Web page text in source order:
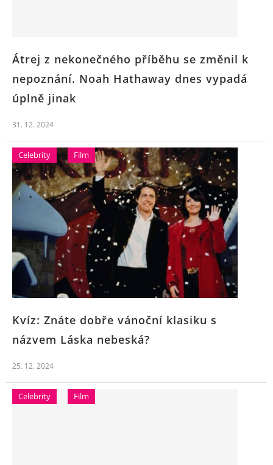
Átrej z nekonečného příběhu se změnil k
nepoznání. Noah Hathaway dnes vypadá
úplně jinak
31. 12. 2024
Celebrity Film
Kvíz: Znáte dobře vánoční klasiku s
názvem Láska nebeská?
25. 12. 2024
Celebrity Film